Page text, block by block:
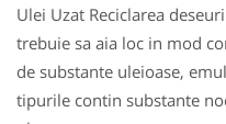
Ulei Uzat Reciclarea
trebuie sa aia loc in mod
de substante uleioase,
tipurile contin substante